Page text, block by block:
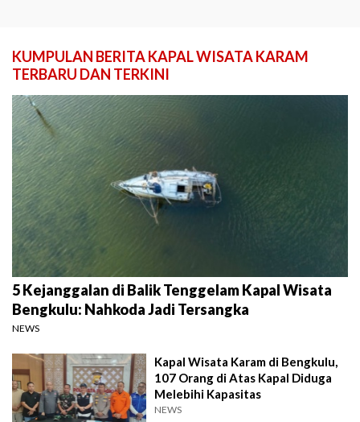
KUMPULAN BERITA KAPAL WISATA KARAM
TERBARU DAN TERKINI
5 Kejanggalan di Balik Tenggelam Kapal Wisata
Bengkulu: Nahkoda Jadi Tersangka
NEWS
Kapal Wisata Karam di Bengkulu,
107 Orang di Atas Kapal Diduga
Melebihi Kapasitas
NEWS